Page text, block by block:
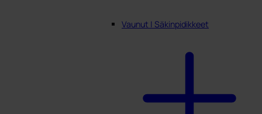
Vaunut | Säkinpidikkeet